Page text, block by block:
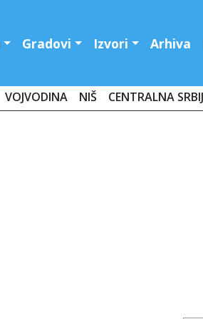
Gradovi Izvori Arhiva
VOJVODINA NIŠ CENTRALNA